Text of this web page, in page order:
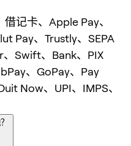
记卡、Apple Pay、
Pay、Trustly、SEPA
Swift、Bank、PIX
、GoPay、Pay
Now、UPI、IMPS、